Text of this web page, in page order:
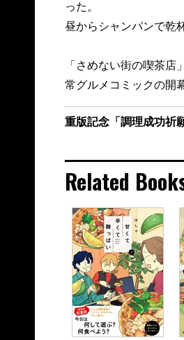
った。
昼からシャンパンで乾
「さめない街の喫茶
常グルメコミックの開
重版記念「調理成功祈
Related